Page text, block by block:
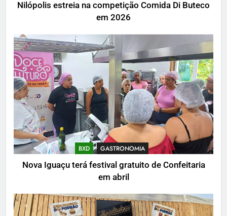
Nilópolis estreia na competição Comida Di Buteco
em 2026
BXD GASTRONOMIA
Nova Iguaçu terá festival gratuito de Confeitaria
em abril